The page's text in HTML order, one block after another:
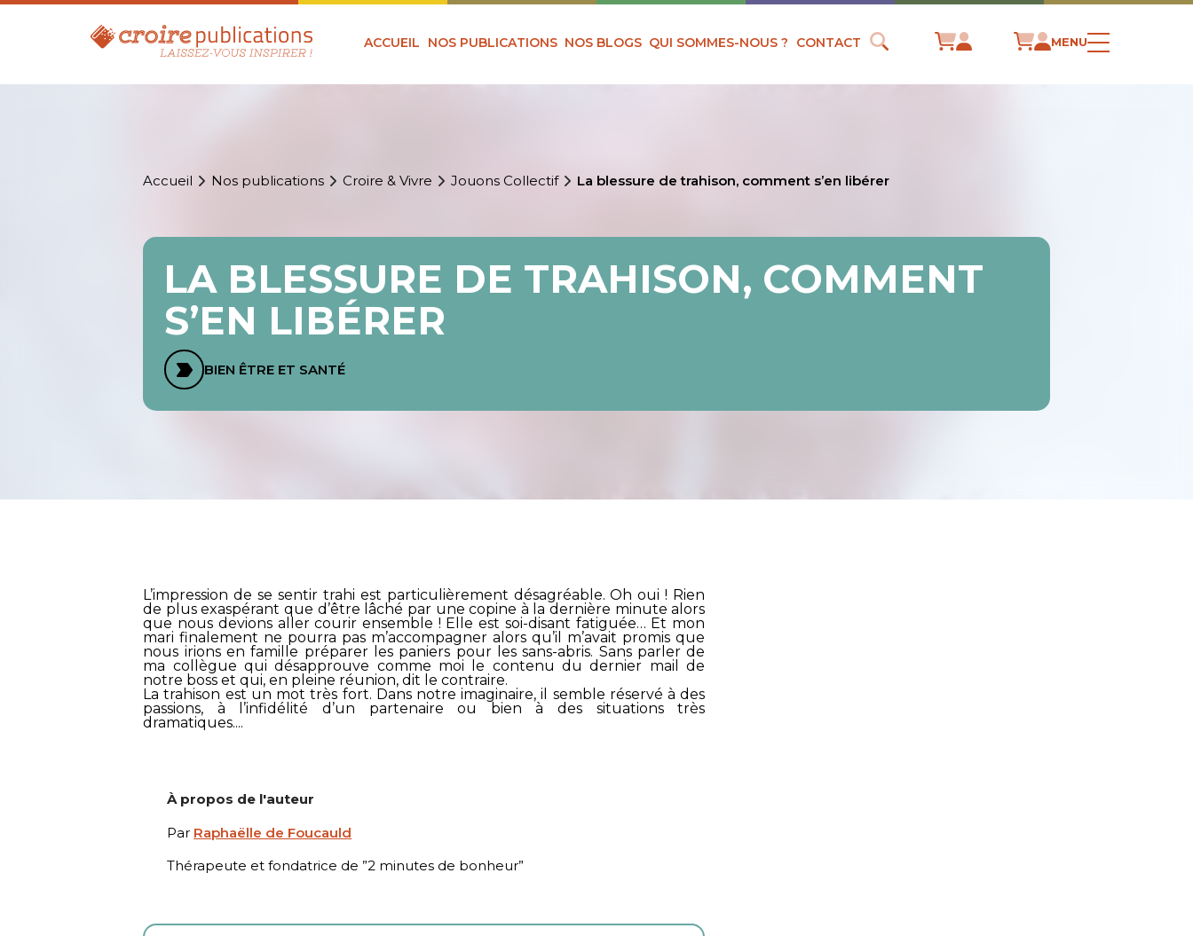
ACCUEIL NOS PUBLICATIONS NOS BLOGS QUI SOMMES-NOUS ? CONTACT MENU
Accueil Nos publications Croire & Vivre Jouons Collectif La blessure de trahison, comment s’en libérer
LA BLESSURE DE TRAHISON, COMMENT
S’EN LIBÉRER
BIEN ÊTRE ET SANTÉ
L’impression de se sentir trahi est particulièrement désagréable. Oh oui ! Rien
de plus exaspérant que d’être lâché par une copine à la dernière minute alors
que nous devions aller courir ensemble ! Elle est soi-disant fatiguée… Et mon
mari finalement ne pourra pas m’accompagner alors qu’il m’avait promis que
nous irions en famille préparer les paniers pour les sans-abris. Sans parler de
ma collègue qui désapprouve comme moi le contenu du dernier mail de
notre boss et qui, en pleine réunion, dit le contraire.
La trahison est un mot très fort. Dans notre imaginaire, il semble réservé à des
passions, à l’infidélité d’un partenaire ou bien à des situations très
dramatiques....
À propos de l'auteur
Par Raphaëlle de Foucauld
Thérapeute et fondatrice de ”2 minutes de bonheur”